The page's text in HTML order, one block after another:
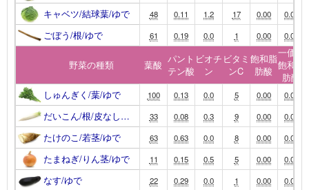
キャベツ/結球葉/ゆで 48 0.11 1.2 17 0.00 0.00
ごぼう/根/ゆで 61 0.19 0.0 1 0.00 0.00
野菜の種類 葉酸 パント
テン酸
ビオチ
ン
ビタミ
ンC
飽和脂
肪酸
一価不
飽和脂
肪酸
しゅんぎく/葉/ゆで 100 0.13 0.0 5 0.00 0.00
だいこん/根/皮なし… 33 0.08 0.3 9 0.00 0.00
たけのこ/若茎/ゆで 63 0.63 0.0 8 0.00 0.00
たまねぎ/りん茎/ゆで 11 0.15 0.5 5 0.00 0.00
なす/ゆで 22 0.29 0.0 1 0.00 0.00